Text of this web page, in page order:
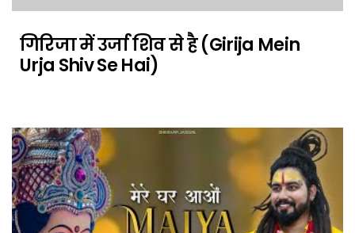
गिरिजा में उर्जा शिव से है (Girija Mein
Urja Shiv Se Hai)